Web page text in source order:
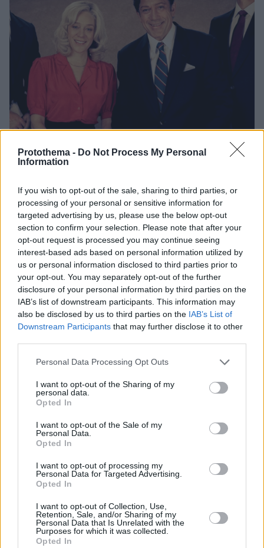
Protothema - Do Not Process My Personal
Information
If you wish to opt-out of the sale, sharing to third parties, or
processing of your personal or sensitive information for
targeted advertising by us, please use the below opt-out
section to confirm your selection. Please note that after your
opt-out request is processed you may continue seeing
interest-based ads based on personal information utilized by
us or personal information disclosed to third parties prior to
your opt-out. You may separately opt-out of the further
disclosure of your personal information by third parties on the
IAB’s list of downstream participants. This information may
also be disclosed by us to third parties on the IAB’s List of
Downstream Participants that may further disclose it to other
Please note that this website/app uses one or more Google
not limited to your visit or usage behaviour. You may click to
grant or deny consent to Google and its third-party tags to
use your data for below specified purposes in below Google
consent section.
Personal Data Processing Opt Outs
I want to opt-out of the Sharing of my
personal data.
Opted In
I want to opt-out of the Sale of my
Personal Data.
Opted In
I want to opt-out of processing my
Personal Data for Targeted Advertising.
Opted In
I want to opt-out of Collection, Use,
Retention, Sale, and/or Sharing of my
Personal Data that Is Unrelated with the
Purposes for which it was collected.
Opted In
Λάιλ και Ερικ Μενέντεζ: Τελικά, ποιος είναι το
πραγματικό τέρας;
Ο Χαβιέ Μπαρδέμ, η Κλοέ Σεβινί και το υπόλοιπο
καστ της σειράς «Τέρατα: Η Ιστορία των Λάιλ και Ερικ
Μενέντεζ» πρωταγωνιστούν σε μια νέα εκδοχή του
σοκαριστικού εγκλήματος που καθηλώνει ξανά τον
πλανήτη και μιλάνε για την πρόκληση των ρόλων
τους
24.10.2024, 09:42 16